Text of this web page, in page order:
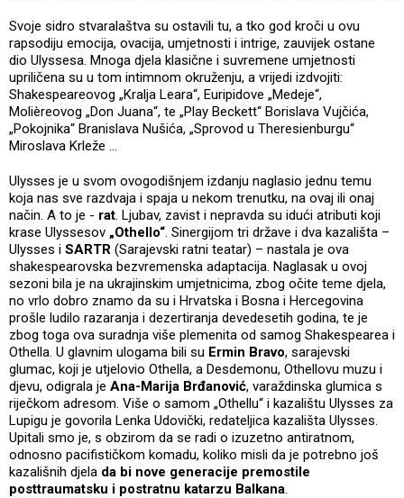
Svoje sidro stvaralaštva su ostavili tu, a tko god kroči u ovu
rapsodiju emocija, ovacija, umjetnosti i intrige, zauvijek ostane
dio Ulyssesa. Mnoga djela klasične i suvremene umjetnosti
upriličena su u tom intimnom okruženju, a vrijedi izdvojiti:
Shakespeareovog „Kralja Leara“, Euripidove „Medeje“,
Molièreovog „Don Juana“, te „Play Beckett“ Borislava Vujčića,
„Pokojnika“ Branislava Nušića, „Sprovod u Theresienburgu“
Miroslava Krleže …
Ulysses je u svom ovogodišnjem izdanju naglasio jednu temu
koja nas sve razdvaja i spaja u nekom trenutku, na ovaj ili onaj
način. A to je - rat. Ljubav, zavist i nepravda su idući atributi koji
krase Ulyssesov „Othello“. Sinergijom tri države i dva kazališta –
Ulysses i SARTR (Sarajevski ratni teatar) – nastala je ova
shakespearovska bezvremenska adaptacija. Naglasak u ovoj
sezoni bila je na ukrajinskim umjetnicima, zbog očite teme djela,
no vrlo dobro znamo da su i Hrvatska i Bosna i Hercegovina
prošle ludilo razaranja i dezertiranja devedesetih godina, te je
zbog toga ova suradnja više plemenita od samog Shakespearea i
Othella. U glavnim ulogama bili su Ermin Bravo, sarajevski
glumac, koji je utjelovio Othella, a Desdemonu, Othellovu muzu i
djevu, odigrala je Ana-Marija Brđanović, varaždinska glumica s
riječkom adresom. Više o samom „Othellu“ i kazalištu Ulysses za
Lupigu je govorila Lenka Udovički, redateljica kazališta Ulysses.
Upitali smo je, s obzirom da se radi o izuzetno antiratnom,
odnosno pacifističkom komadu, koliko misli da je potrebno još
kazališnih djela da bi nove generacije premostile
posttraumatsku i postratnu katarzu Balkana.